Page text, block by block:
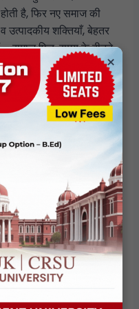
है, फिर नए समाज की
उत्पादकीय शक्तियाँ, बेहतर
– समाज फिर, समय के बीतने
सामाजिक व्यवस्था :
क्रान्ति द्वारा चलता
है कि भिन्न आर्थिक हितों के
उठता रहता है। अपने
के साधनों का स्वामी होता
नहीं है, तो प्रगति
था। उपर्युक्त तर्क से स्पष्ट
को वर्गीय शासन का साधन
×